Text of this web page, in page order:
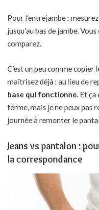
Pour l’entrejambe :
jusqu’au bas de jambe.
comparez.
C’est un peu comme copier
maîtrisez déjà : au lieu de
base qui fonctionne. Et ça
ferme, mais je ne peux pas
journée à remonter le
Jeans vs pantalon :
la correspondance